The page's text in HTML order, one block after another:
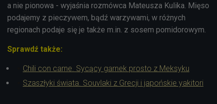
a nie pionowa - wyjaśnia rozmówca Mateusza Kulika. Mięso
podajemy z pieczywem, bądź warzywami, w różnych
regionach podaje się je także m.in. z sosem pomidorowym.
Sprawdź także:
Chili con carne. Sycący garnek prosto z Meksyku
Szaszłyki świata. Souvlaki z Grecji i japońskie yakitori